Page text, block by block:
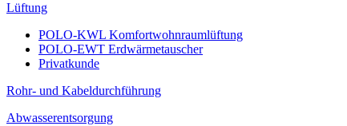
Lüftung
POLO-KWL Komfortwohnraumlüftung
POLO-EWT Erdwärmetauscher
Privatkunde
Rohr- und Kabeldurchführung
Abwasserentsorgung